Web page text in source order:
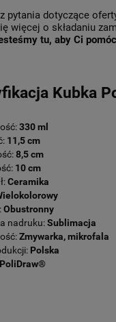
dotyczące
więcej o składaniu
tu, aby Ci
Kubka
330 ml
11,5 cm
8,5 cm
10 cm
Ceramika
Obustronny
nadruku:Sublimacja
Zmywarka, mikrofala
Polska
PoliDraw®